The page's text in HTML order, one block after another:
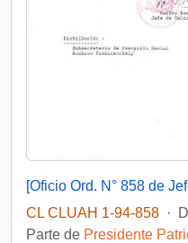
CL CLUAH 1-94-858 ·
Parte de Presidente